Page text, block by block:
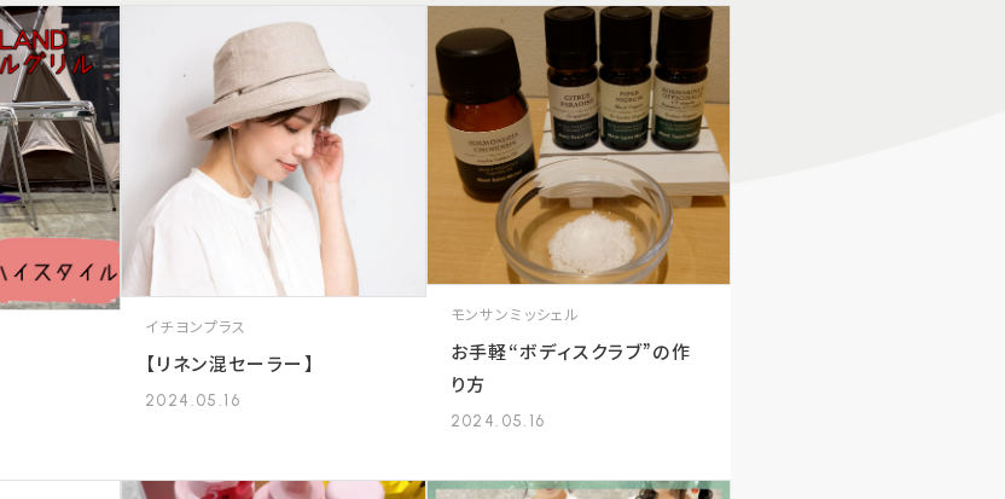
イチヨンプラス
【リネン混セーラー】
2024.05.16
モンサンミッシェル
お手軽“ボディスクラブ”の作
り方
2024.05.16